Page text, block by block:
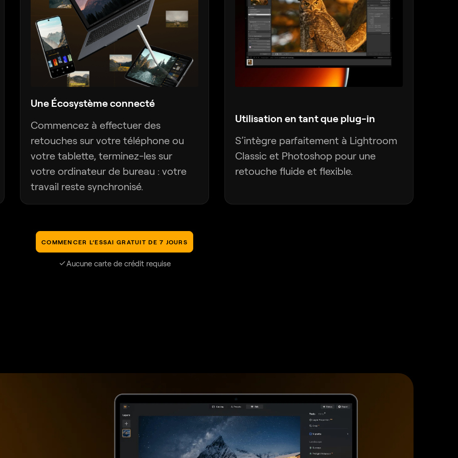
Une Écosystème connecté
Commencez à effectuer des
retouches sur votre téléphone ou
votre tablette, terminez-les sur
votre ordinateur de bureau : votre
travail reste synchronisé.
Utilisation en tant que plug-in
S’intègre parfaitement à Lightroom
Classic et Photoshop pour une
retouche fluide et flexible.
COMMENCER L’ESSAI GRATUIT DE 7 JOURS
Aucune carte de crédit requise